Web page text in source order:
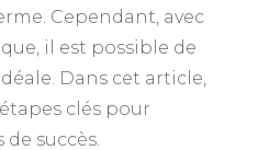
Cependant, avec
il est possible de
Dans cet article,
clés pour
succès.